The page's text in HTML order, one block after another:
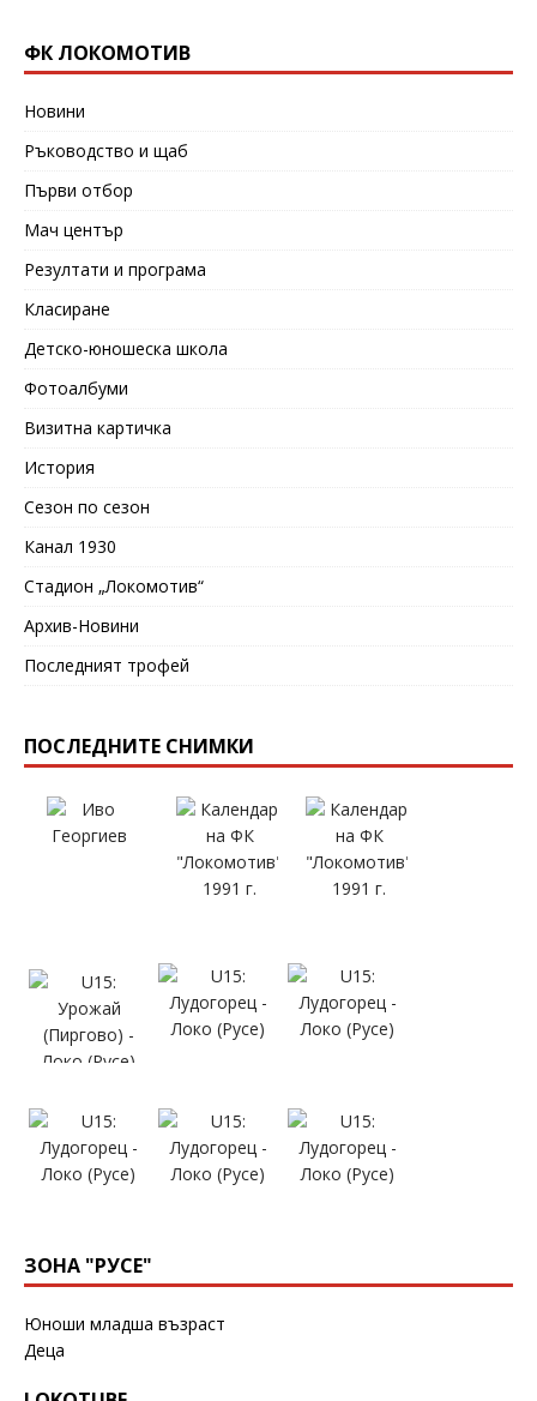
ФК ЛОКОМОТИВ
Новини
Ръководство и щаб
Първи отбор
Мач център
Резултати и програма
Класиране
Детско-юношеска школа
Фотоалбуми
Визитна картичка
История
Сезон по сезон
Канал 1930
Стадион „Локомотив“
Архив-Новини
Последният трофей
ПОСЛЕДНИТЕ СНИМКИ
ЗОНА "РУСЕ"
Юноши младша възраст
Деца